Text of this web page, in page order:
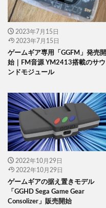
2023年7月15日
2023年7月15日
ゲームギア専用「GGFM」発売開
始｜FM音源 YM2413搭載のサウ
ンドモジュール
2022年10月29日
2022年10月29日
ゲームギアの据え置きモデル
「GGHD Sega Game Gear
Consolizer」販売開始